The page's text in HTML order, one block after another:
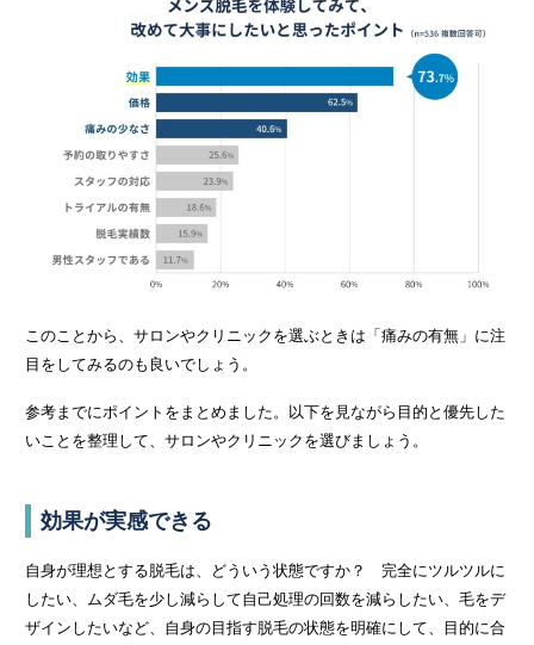
このことから、サロンやクリニックを選ぶときは「痛みの有無」に注
目をしてみるのも良いでしょう。
参考までにポイントをまとめました。以下を見ながら目的と優先した
いことを整理して、サロンやクリニックを選びましょう。
効果が実感できる
自身が理想とする脱毛は、どういう状態ですか？ 完全にツルツルに
したい、ムダ毛を少し減らして自己処理の回数を減らしたい、毛をデ
ザインしたいなど、自身の目指す脱毛の状態を明確にして、目的に合